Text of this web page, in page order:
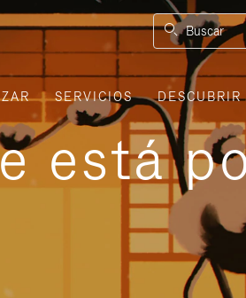
Buscar
SERVICIOS
DESCUBRIR
está